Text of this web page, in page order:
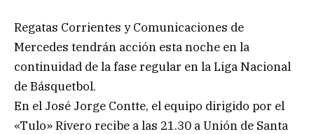
Regatas Corrientes y Comunicaciones de
Mercedes tendrán acción esta noche en la
continuidad de la fase regular en la Liga Nacional
de Básquetbol.
En el José Jorge Contte, el equipo dirigido por el
«Tulo» Rivero recibe a las 21.30 a Unión de Santa